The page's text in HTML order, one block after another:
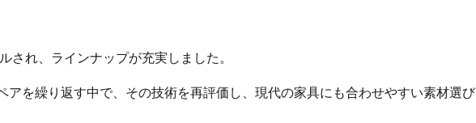
され、ラインナップが充実しました。
アを繰り返す中で、その技術を再評価し、現代の家具にも合わせやすい素材選び